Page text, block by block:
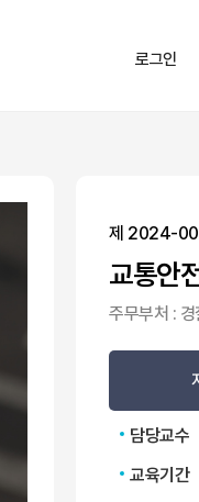
로그인
제 2024-
교통안
주무부처 : 경
담당교수
교육기간